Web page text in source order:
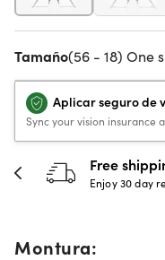
Tamaño(56 - 18) One
Aplicar seguro de
Sync your vision insurance
Free
Enjoy 30 day
Montura: